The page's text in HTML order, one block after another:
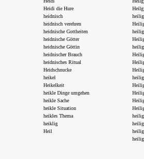
Heidi die Hure
heidnisch
heidnisch verehren
heidnische Gottheiten
heidnische Götter
heidnische Göttin
heidnischer Brauch
heidnisches Ritual
Heidschnucke
heikel
Heikelkeit
heikle Dinge umgehen
heikle Sache
heikle Situation
heikles Thema
heiklig
Heil
heilig
heilig
heilig